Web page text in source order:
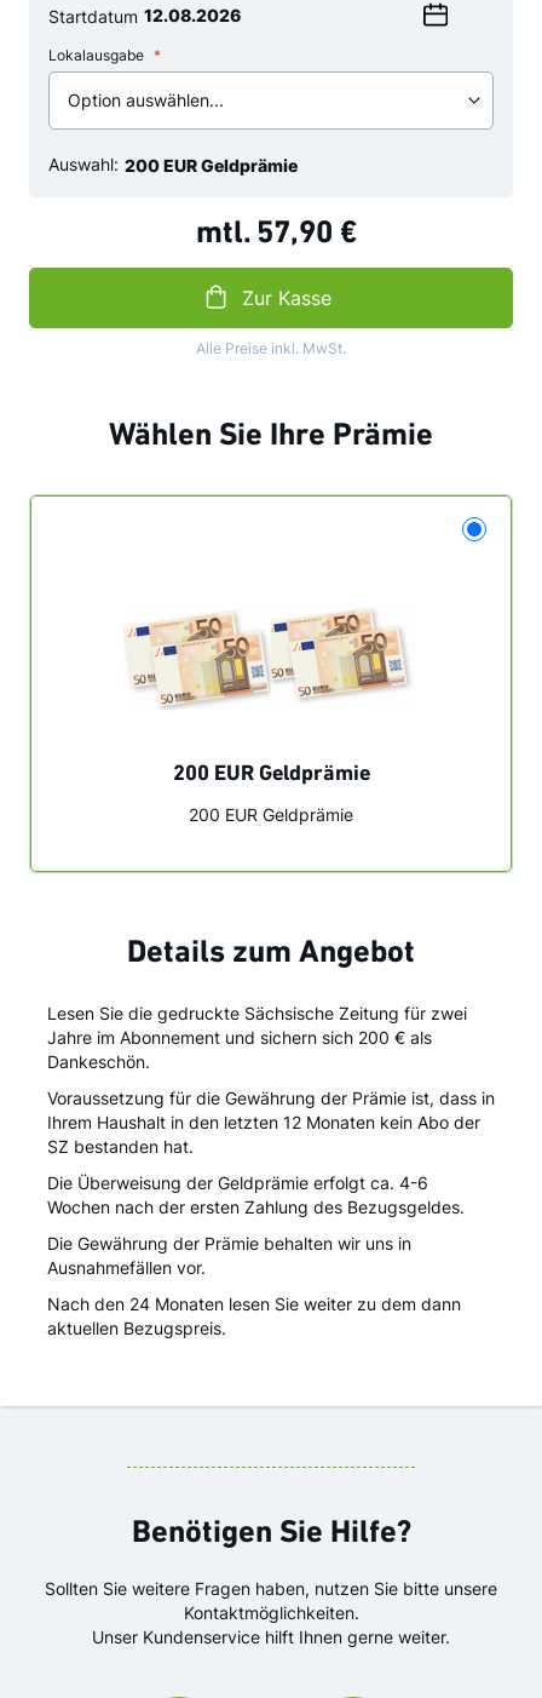
Startdatum
Datum
Lokalausgabe
Auswahl: 200 EUR Geldprämie
mtl. 57,90 €
Zur Kasse
Alle Preise inkl. MwSt.
Wählen Sie Ihre Prämie
200 EUR Geldprämie
200 EUR Geldprämie
Details zum Angebot
Lesen Sie die gedruckte Sächsische Zeitung für zwei
Jahre im Abonnement und sichern sich 200 € als
Dankeschön.
Voraussetzung für die Gewährung der Prämie ist, dass in
Ihrem Haushalt in den letzten 12 Monaten kein Abo der
SZ bestanden hat.
Die Überweisung der Geldprämie erfolgt ca. 4-6
Wochen nach der ersten Zahlung des Bezugsgeldes.
Die Gewährung der Prämie behalten wir uns in
Ausnahmefällen vor.
Nach den 24 Monaten lesen Sie weiter zu dem dann
aktuellen Bezugspreis.
Benötigen Sie Hilfe?
Sollten Sie weitere Fragen haben, nutzen Sie bitte unsere
Kontaktmöglichkeiten.
Unser Kundenservice hilft Ihnen gerne weiter.